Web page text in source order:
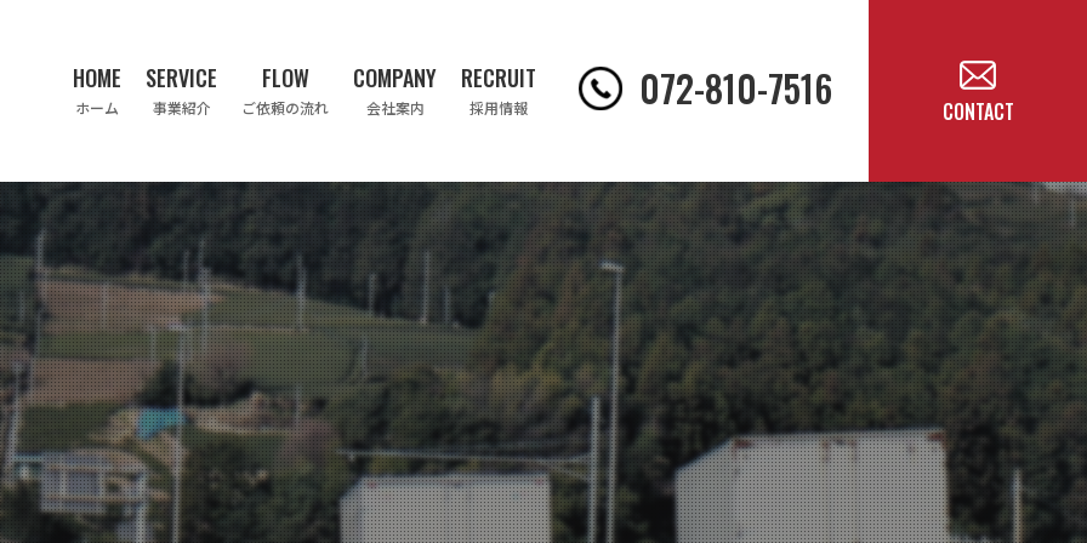
HOME
ホーム
SERVICE
事業紹介
FLOW
ご依頼の流れ
COMPANY
会社案内
RECRUIT
採用情報 072-810-7516 CONTACT